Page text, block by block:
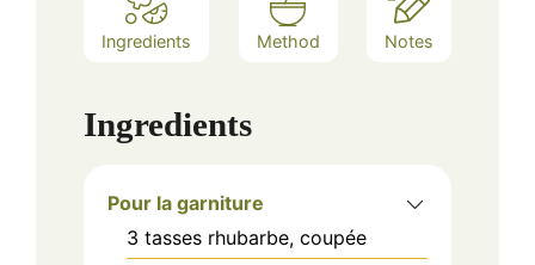
Ingredients Method Notes
Ingredients
Pour la garniture
3 tasses rhubarbe, coupée